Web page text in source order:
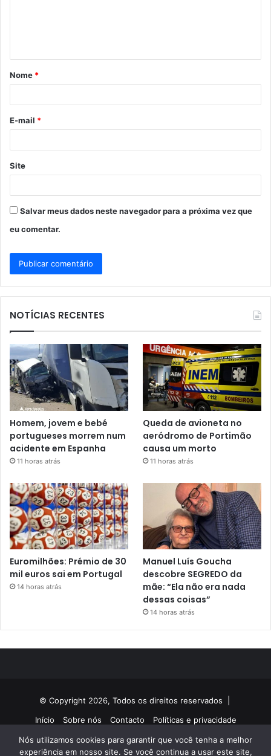
á
r
*
Nome *
E-mail *
Site
Salvar meus dados neste navegador para a próxima vez que
eu comentar.
NOTÍCIAS RECENTES
Homem, jovem e bebé
portugueses morrem num
acidente em Espanha
11 horas atrás
Queda de avioneta no
aeródromo de Portimão
causa um morto
11 horas atrás
Euromilhões: Prémio de 30
mil euros sai em Portugal
14 horas atrás
Manuel Luís Goucha
descobre SEGREDO da
mãe: “Ela não era nada
dessas coisas”
14 horas atrás
© Copyright 2026, Todos os direitos reservados |
Início
Sobre nós Contacto Políticas e privacidade
Facebook
TwitterYouTubeInstagram
Nós utilizamos cookies para garantir que você tenha a melhor
experiência em nosso site. Se você continua a usar este site,